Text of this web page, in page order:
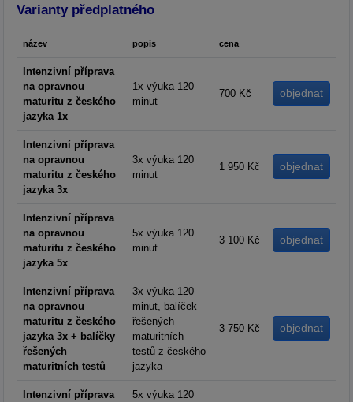
Varianty předplatného
název popis cena
Intenzivní příprava
na opravnou
maturitu z českého
jazyka 1x
1x výuka 120
minut
700 Kč
Intenzivní příprava
na opravnou
maturitu z českého
jazyka 3x
3x výuka 120
minut
1 950 Kč
Intenzivní příprava
na opravnou
maturitu z českého
jazyka 5x
5x výuka 120
minut
3 100 Kč
Intenzivní příprava
na opravnou
maturitu z českého
jazyka 3x + balíčky
řešených
maturitních testů
3x výuka 120
minut, balíček
řešených
maturitních
testů z českého
jazyka
3 750 Kč
Intenzivní příprava
5x výuka 120